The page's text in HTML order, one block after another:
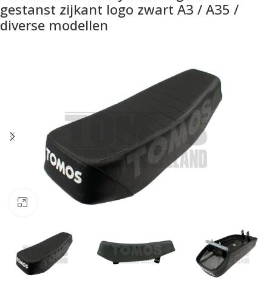
gestanst zijkant logo zwart A3 / A35 /
diverse modellen
Klik om te vergroten